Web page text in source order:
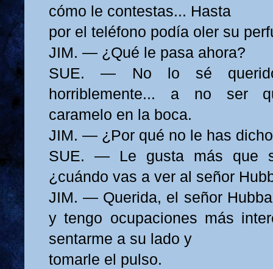
cómo le contestas... Hasta
por el teléfono podía oler su
JIM. — ¿Qué le pasa ahora?
SUE. — No lo sé
horriblemente... a no ser
caramelo en la boca.
JIM. — ¿Por qué no le has
SUE. — Le gusta más que
¿cuándo vas a ver al señor
JIM. — Querida, el señor
y tengo ocupaciones más
sentarme a su lado y
tomarle el pulso.